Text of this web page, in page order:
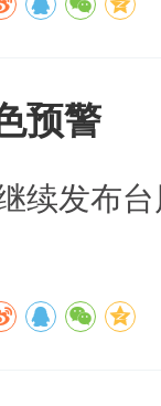
预警
续发布